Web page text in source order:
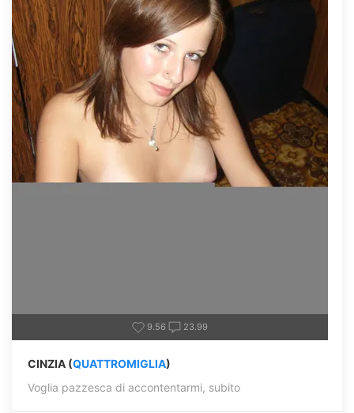
9.56 23.99
CINZIA (QUATTROMIGLIA)
Voglia pazzesca di accontentarmi, subito